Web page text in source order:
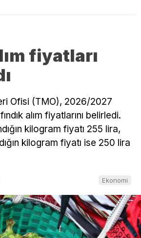
fiyatları
Ofisi (TMO), 2026/2027
alım fiyatlarını belirledi.
kilogram fiyatı 255 lira,
kilogram fiyatı ise 250 lira
Ekonomi